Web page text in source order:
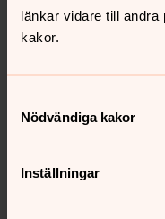
länkar vidare till
kakor.
Nödvändiga kakor
Inställningar
Rickard